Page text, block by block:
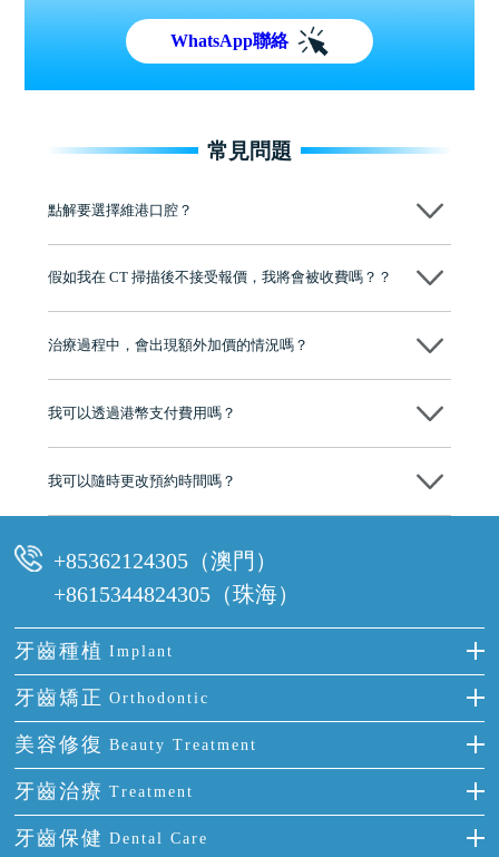
WhatsApp聯絡
常見問題
點解要選擇維港口腔？
牌」、「2025香港企業領袖品牌」，是諾貝爾種植系統全球放心植牙中
至今已服務超過三十個國家和地區的顧客，受到粵港澳大灣區及周邊城
市市民極高的口碑評價及信任推薦 珠海、深圳設有八大分院，香港亦設
有咨詢及服務保障中心，有任何問題都可以隨時預約免費咨詢，讓人十
假如我在 CT 掃描後不接受報價，我將會被收費嗎？？
不會！只要未開始實際服務之前，你不會被收取任何費用。
治療過程中，會出現額外加價的情況嗎？
我可以透過港幣支付費用嗎？
我可以隨時更改預約時間嗎？
+85362124305（澳門）
+8615344824305（珠海）
牙齒種植 Implant
種牙
單顆牙缺失
門牙缺失
多顆牙缺失
半口缺失
牙齒矯正 Orthodontic
隱形箍牙
前牙反頜
牙齒擁擠
美容修復 Beauty Treatment
全瓷牙
烤瓷牙
牙齒治療 Treatment
補牙
牙齒保健 Dental Care